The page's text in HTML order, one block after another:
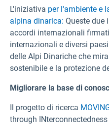
L'iniziativa per l'ambiente e
alpina dinarica: Queste due
accordi internazionali
internazionali e diversi
delle Alpi Dinariche che
sostenibile e la protezione
Migliorare la base di
Il progetto di ricerca
through